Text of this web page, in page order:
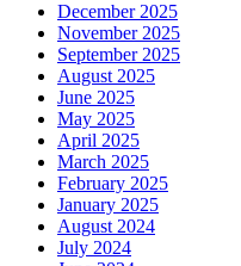
December 2025
November 2025
September 2025
August 2025
June 2025
May 2025
April 2025
March 2025
February 2025
January 2025
August 2024
July 2024